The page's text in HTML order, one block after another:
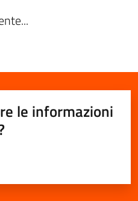
le informazioni
su 5
su 5
5